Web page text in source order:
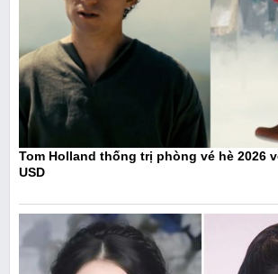
Tom Holland thống trị phòng vé hè 2026
USD